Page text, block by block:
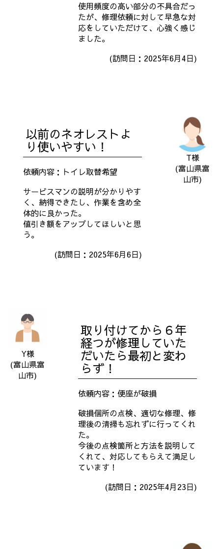
使用頻度の高い部分の不具合だっ
たが、修理依頼に対して早急な対
応をしていただけて、心強く感じ
ました。
(訪問日：2025年6月4日)
T様
(富山県富
山市)
以前のネオレストよ
り使いやすい！
依頼内容：トイレ取替希望
サービスマンの説明が分かりやす
く、納得できたし、作業を含め全
体的に良かった。
値引き額をアップしてほしいと思
う。
(訪問日：2025年6月6日)
Y様
(富山県富
山市)
取り付けてから６年
経つが修理していた
だいたら最初と変わ
らず！
依頼内容：便座が破損
破損個所の点検、適切な修理、修
理後の清掃も忘れずに行ってくれ
た。
今後の点検箇所と方法を説明して
くれて、対応してもらえて満足し
ています！
(訪問日：2025年4月23日)